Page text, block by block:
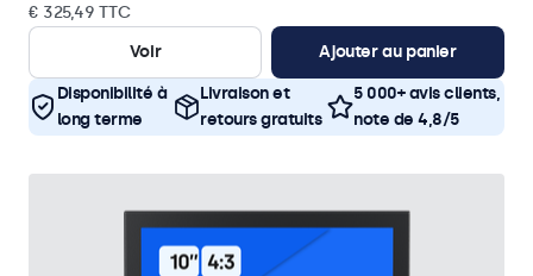
€ 325,49 TTC
Voir
Ajouter au panier
Disponibilité à
long terme
Livraison et
retours gratuits
5 000+ avis clients,
note de 4,8/5